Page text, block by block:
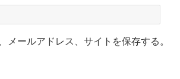
ールアドレス、サイトを保存する。